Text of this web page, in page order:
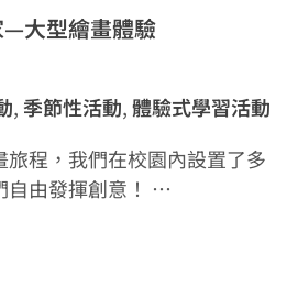
大型繪畫體驗
, 季節性活動,體驗式學習活動
程，我們在校園內設置了多
自由發揮創意！ …